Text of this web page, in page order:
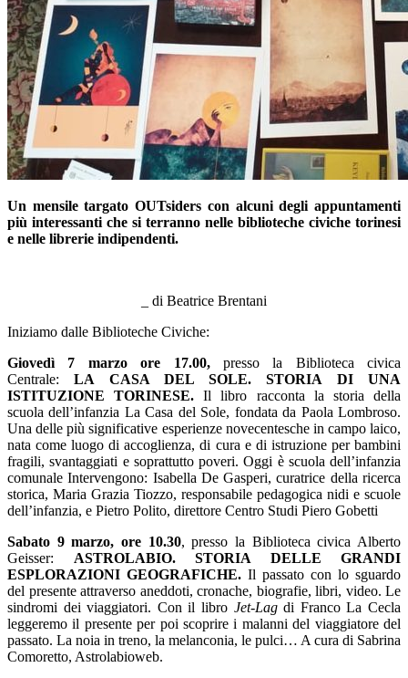
Un mensile targato OUTsiders con alcuni degli appuntamenti
più interessanti che si terranno nelle biblioteche civiche torinesi
e nelle librerie indipendenti.
_ di Beatrice Brentani
Iniziamo dalle Biblioteche Civiche:
Giovedì 7 marzo ore 17.00, presso la Biblioteca civica
Centrale:LA CASA DEL SOLE.STORIA DI UNA
ISTITUZIONE TORINESE.Il libro racconta la storia della
scuola dell’infanzia La Casa del Sole, fondata da Paola Lombroso.
Una delle più significative esperienze novecentesche in campo laico,
nata come luogo di accoglienza, di cura e di istruzione per bambini
fragili, svantaggiati e soprattutto poveri. Oggi è scuola dell’infanzia
comunale Intervengono: Isabella De Gasperi, curatrice della ricerca
storica, Maria Grazia Tiozzo, responsabile pedagogica nidi e scuole
dell’infanzia, e Pietro Polito, direttore Centro Studi Piero Gobetti
Sabato 9 marzo, ore 10.30, presso la Biblioteca civica Alberto
Geisser: ASTROLABIO. STORIA DELLE GRANDI
ESPLORAZIONI GEOGRAFICHE. Il passato con lo sguardo
del presente attraverso aneddoti, cronache, biografie, libri, video. Le
sindromi dei viaggiatori. Con il libro Jet-Lagdi Franco La Cecla
leggeremo il presente per poi scoprire i malanni del viaggiatore del
passato. La noia in treno, la melanconia, le pulci… A cura di Sabrina
Comoretto, Astrolabioweb.